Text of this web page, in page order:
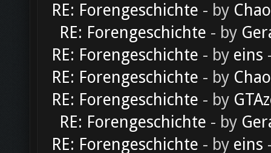
RE: Forengeschichte - by
RE: Forengeschichte - by
RE: Forengeschichte - by eins
RE: Forengeschichte - by
RE: Forengeschichte - by
RE: Forengeschichte - by
RE: Forengeschichte - by eins